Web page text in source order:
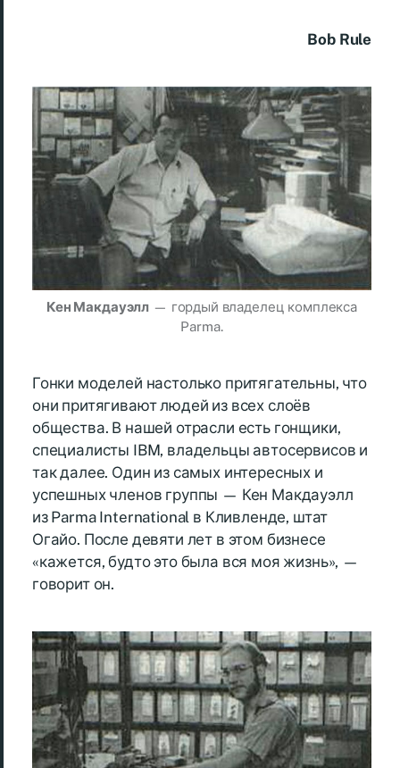
Bob Rule
Кен Макдауэлл — гордый владелец комплекса
Parma.
Гонки моделей настолько притягательны, что
они притягивают людей из всех слоёв
общества. В нашей отрасли есть гонщики,
специалисты IBM, владельцы автосервисов и
так далее. Один из самых интересных и
успешных членов группы — Кен Макдауэлл
из Parma International в Кливленде, штат
Огайо. После девяти лет в этом бизнесе
«кажется, будто это была вся моя жизнь», —
говорит он.